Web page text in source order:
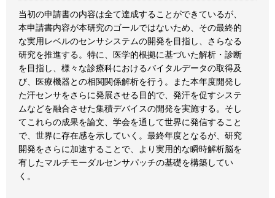
当初の申請書の内容は全て達成することができているが、
本申請書内容が本研究のゴールではないため、その最終的
な実用レベルのセンサシステムの開発を目指し、さらなる
研究を推進する。特に、医学的根拠に基づいた解析・診断
を目指し、様々な診療科におけるバイタルデータの取得及
び、医療機器との相関関係解析を行う。また本年度開発し
た汗センサをさらに発展させる目的で、発汗を促すシステ
ムなどを融合させた集積デバイスの開発を実施する。そし
てこれらの成果を論文、学会を通して世界に発信すること
で、世界に存在感を示していく。最終年度となるが、研究
開発をさらに加速することで、より実用的な瞬時解析脳を
有したマルチモーダルセンサパッチの基礎を構築してい
く。